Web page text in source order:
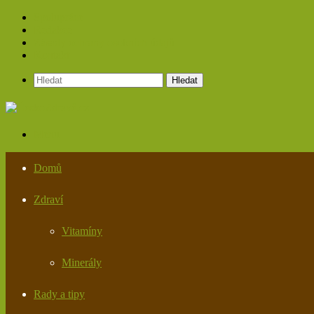
Hledat
Domů
Zdraví
Vitamíny
Minerály
Rady a tipy